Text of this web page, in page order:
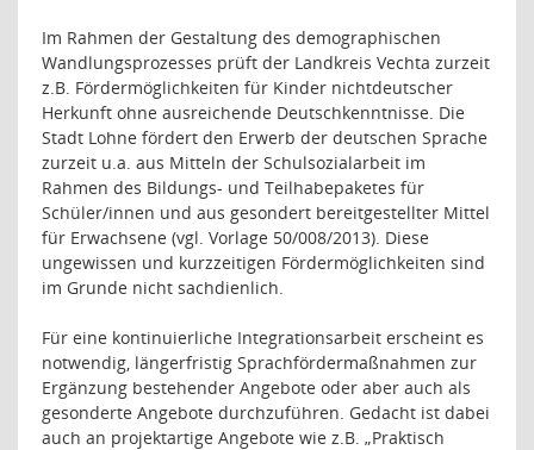
Im Rahmen der Gestaltung des demographischen
Wandlungsprozesses prüft der Landkreis Vechta zurzeit
z.B. Fördermöglichkeiten für Kinder nichtdeutscher
Herkunft ohne ausreichende Deutschkenntnisse. Die
Stadt Lohne fördert den Erwerb der deutschen Sprache
zurzeit u.a. aus Mitteln der Schulsozialarbeit im
Rahmen des Bildungs- und Teilhabepaketes für
Schüler/innen und aus gesondert bereitgestellter Mittel
für Erwachsene (vgl. Vorlage 50/008/2013). Diese
ungewissen und kurzzeitigen Fördermöglichkeiten sind
im Grunde nicht sachdienlich.
Für eine kontinuierliche Integrationsarbeit erscheint es
notwendig, längerfristig Sprachfördermaßnahmen zur
Ergänzung bestehender Angebote oder aber auch als
gesonderte Angebote durchzuführen. Gedacht ist dabei
auch an projektartige Angebote wie z.B. „Praktisch